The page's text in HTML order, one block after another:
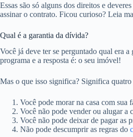
Essas são só alguns dos direitos e
assinar o contrato. Ficou curioso? Leia
Qual é a garantia da dívida?
Você já deve ter se perguntado qual era
programa e a resposta é: o seu imóvel!
Mas o que isso significa? Significa quatro
Você pode morar na casa com sua
Você não pode vender ou alugar a
Você não pode deixar de pagar as
Não pode descumprir as regras do